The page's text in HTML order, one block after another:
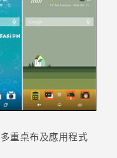
多重桌布及應用程式